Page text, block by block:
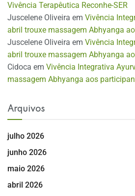
Vivência Terapêutica Reconhe-SER
Juscelene Oliveira em Vivência
abril trouxe massagem Abhyanga
Juscelene Oliveira em Vivência
abril trouxe massagem Abhyanga
Cidoca em Vivência Integrativa
massagem Abhyanga aos
Arquivos
julho 2026
junho 2026
maio 2026
abril 2026